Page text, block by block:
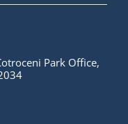
Park Office,